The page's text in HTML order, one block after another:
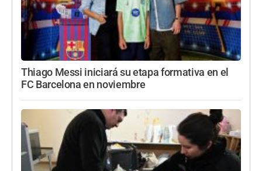
Thiago Messi iniciará su etapa formativa en el
FC Barcelona en noviembre